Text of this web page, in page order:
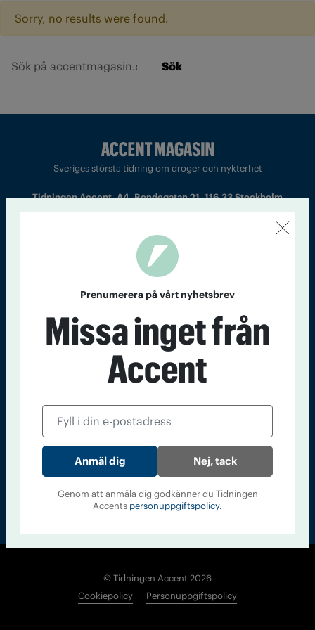
Sorry, no results were found.
Sök
Sveriges största tidning om droger och nykterhet
Tidningen Accent, A4, Bondegatan 21, 116 33 Stockholm
Chefredaktör och ansvarig utgivare: Barbro Janson Lundkvist,
barbro@a4.se.
Kontakt Om Tidningen Tidningsarkiv In English
Läs tidigare
Accent
© Tidningen Accent 2026
Cookiepolicy
Personuppgiftspolicy
Prenumerera på vårt nyhetsbrev
Missa inget från
Accent
Nej, tack
Genom att anmäla dig godkänner du Tidningen
Accents personuppgiftspolicy.